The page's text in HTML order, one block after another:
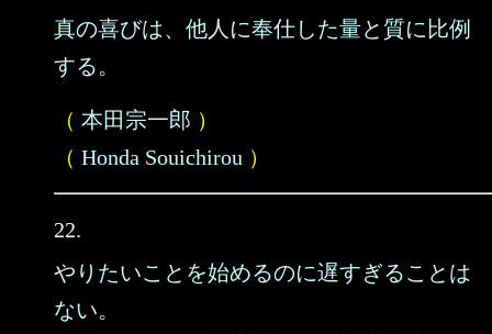
真の喜びは、他人に奉仕した量と質に比例
する。
（ 本田宗一郎 ）
（ Honda Souichirou ）
22.
やりたいことを始めるのに遅すぎることは
ない。